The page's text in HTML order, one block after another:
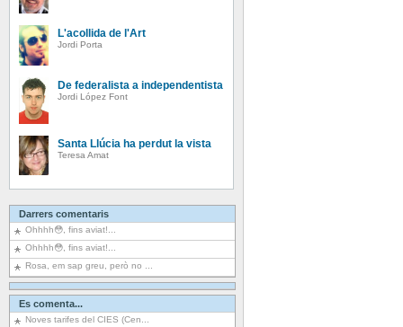
L'acollida de l'Art
Jordi Porta
De federalista a independentista
Jordi López Font
Santa Llúcia ha perdut la vista
Teresa Amat
Darrers comentaris
Ohhhh😳, fins aviat!...
Ohhhh😳, fins aviat!...
Rosa, em sap greu, però no ...
Es comenta...
Noves tarifes del CIES (Cen...